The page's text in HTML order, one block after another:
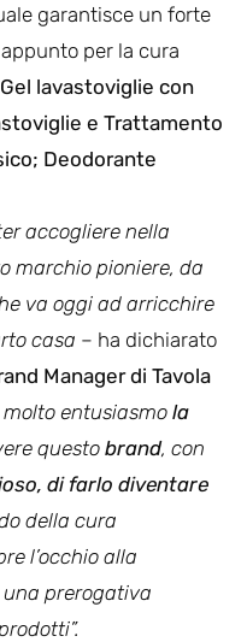
garantisce un forte
per la cura
lavastoviglie con
e Trattamento
Deodorante
accogliere nella
marchio pioniere, da
va oggi ad arricchire
casa – ha dichiarato
Manager di Tavola
entusiasmo la
questo brand, con
di farlo diventare
della cura
l’occhio alla
prerogativa